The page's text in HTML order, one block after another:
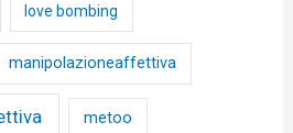
love bombing
manipolazioneaffettiva
metoo